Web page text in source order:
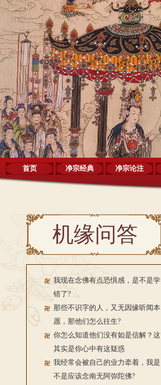
首页 净宗经典 净宗论注
机缘问答
我现在念佛有点恐惧感，是不是学
错了?
那些不识字的人，又无因缘听闻本
愿，那他们怎么往生?
你怎么知道他们没有如是信解？这
其实是你心中有这疑惑
我经常会被自己的业力牵着，我是
不是应该念南无阿弥陀佛?